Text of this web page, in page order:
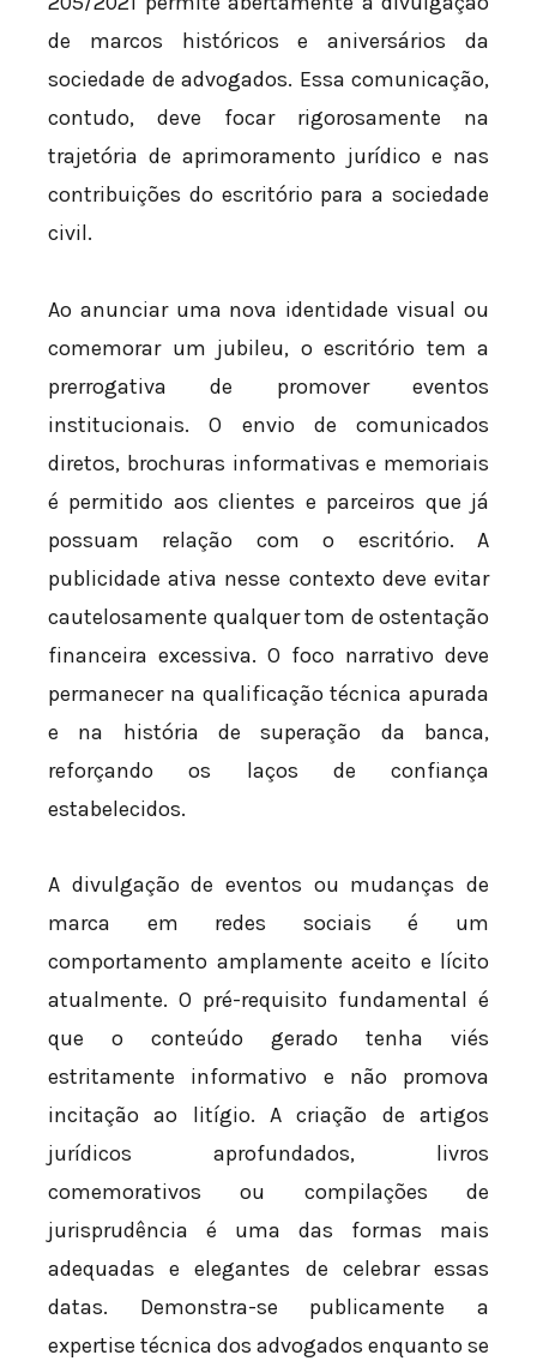
de marcos históricos e aniversários da
sociedade de advogados. Essa comunicação,
contudo, deve focar rigorosamente na
trajetória de aprimoramento jurídico e nas
contribuições do escritório para a sociedade
civil.
Ao anunciar uma nova identidade visual ou
comemorar um jubileu, o escritório tem a
prerrogativa de promover eventos
institucionais. O envio de comunicados
diretos, brochuras informativas e memoriais
é permitido aos clientes e parceiros que já
possuam relação com o escritório. A
publicidade ativa nesse contexto deve evitar
cautelosamente qualquer tom de ostentação
financeira excessiva. O foco narrativo deve
permanecer na qualificação técnica apurada
e na história de superação da banca,
reforçando os laços de confiança
estabelecidos.
A divulgação de eventos ou mudanças de
marca em redes sociais é um
comportamento amplamente aceito e lícito
atualmente. O pré-requisito fundamental é
que o conteúdo gerado tenha viés
estritamente informativo e não promova
incitação ao litígio. A criação de artigos
jurídicos aprofundados, livros
comemorativos ou compilações de
jurisprudência é uma das formas mais
adequadas e elegantes de celebrar essas
datas. Demonstra-se publicamente a
expertise técnica dos advogados enquanto se